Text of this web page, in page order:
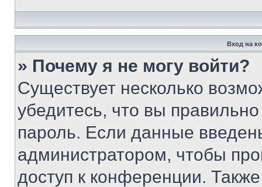
Вход на
» Почему я не могу войти?
Существует несколько
убедитесь, что вы
пароль. Если данные
администратором, чтобы
доступ к конференции.